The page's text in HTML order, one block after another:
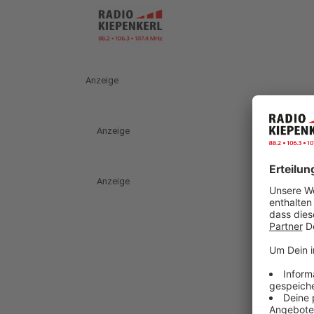
Anzeige
Anzeige
Anzeige